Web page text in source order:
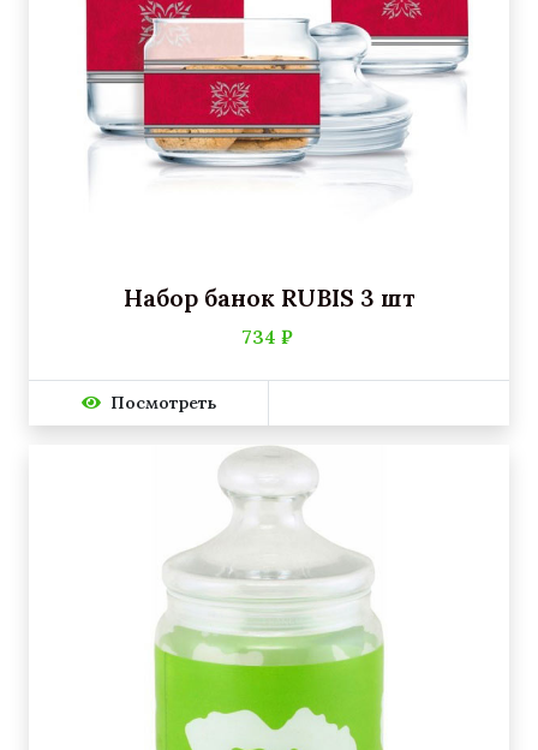
Набор банок RUBIS 3 шт
734 ₽
Посмотреть